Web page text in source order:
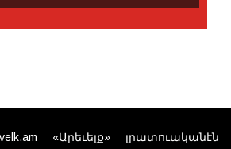
«Արեւելք» լրատուականէն